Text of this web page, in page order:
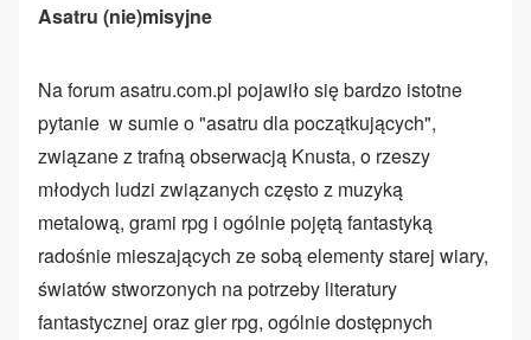
Asatru (nie)misyjne
Na forum asatru.com.pl pojawiło się bardzo istotne
pytanie w sumie o "asatru dla początkujących",
związane z trafną obserwacją Knusta, o rzeszy
młodych ludzi związanych często z muzyką
metalową, grami rpg i ogólnie pojętą fantastyką
radośnie mieszających ze sobą elementy starej wiary,
światów stworzonych na potrzeby literatury
fantastycznej oraz gier rpg, ogólnie dostępnych